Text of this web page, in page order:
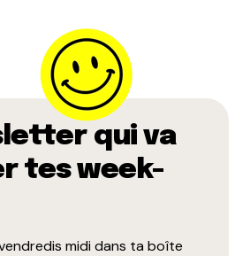
qui va
tes week-
midi dans ta boîte